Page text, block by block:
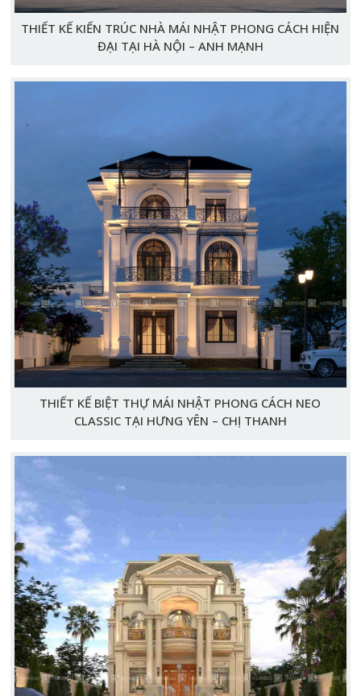
THIẾT KẾ KIẾN TRÚC NHÀ MÁI NHẬT PHONG CÁCH HIỆN
ĐẠI TẠI HÀ NỘI – ANH MẠNH
THIẾT KẾ BIỆT THỰ MÁI NHẬT PHONG CÁCH NEO
CLASSIC TẠI HƯNG YÊN – CHỊ THANH